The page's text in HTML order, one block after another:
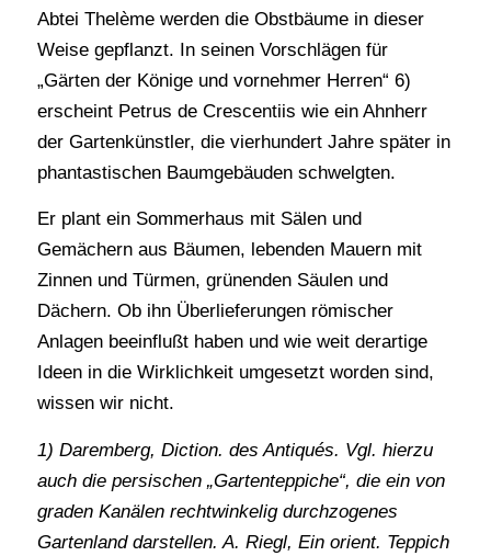
Abtei Thelème werden die Obstbäume in dieser
Weise gepflanzt. In seinen Vorschlägen für
„Gärten der Könige und vornehmer Herren“ 6)
erscheint Petrus de Crescentiis wie ein Ahnherr
der Gartenkünstler, die vierhundert Jahre später in
phantastischen Baumgebäuden schwelgten.
Er plant ein Sommerhaus mit Sälen und
Gemächern aus Bäumen, lebenden Mauern mit
Zinnen und Türmen, grünenden Säulen und
Dächern. Ob ihn Überlieferungen römischer
Anlagen beeinflußt haben und wie weit derartige
Ideen in die Wirklichkeit umgesetzt worden sind,
wissen wir nicht.
1) Daremberg, Diction. des Antiqués. Vgl. hierzu
auch die persischen „Gartenteppiche“, die ein von
graden Kanälen rechtwinkelig durchzogenes
Gartenland darstellen. A. Riegl, Ein orient. Teppich